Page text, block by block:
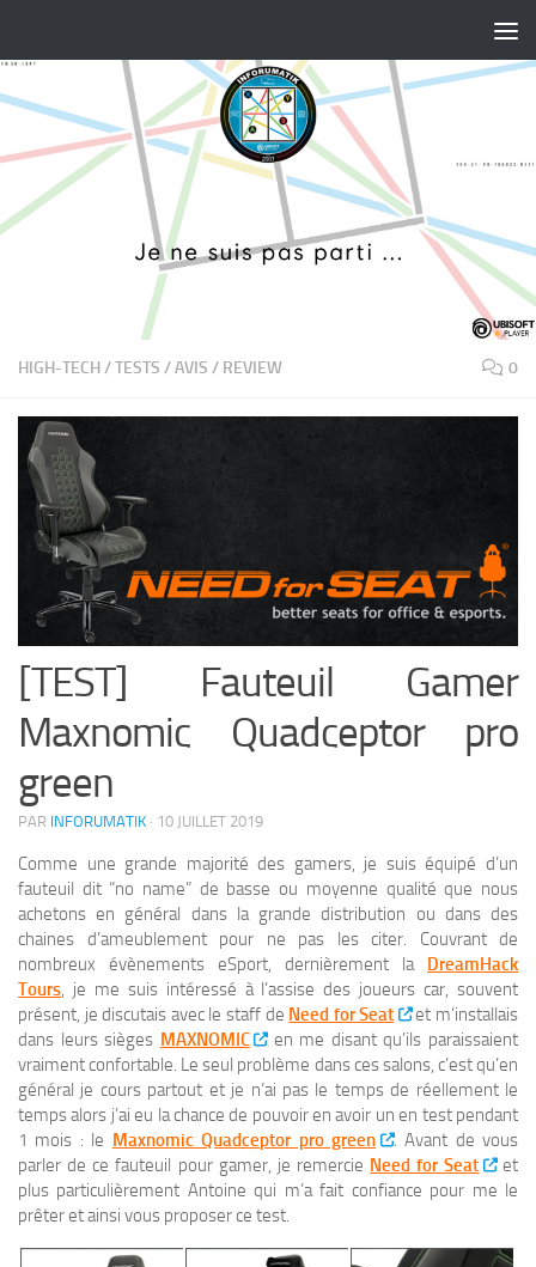
HIGH-TECH/TESTS / AVIS / REVIEW 0
[TEST] Fauteuil Gamer
Maxnomic Quadceptor pro
green
PAR INFORUMATIK · 10 JUILLET 2019
Comme une grande majorité des gamers, je suis équipé d’un
fauteuil dit “no name” de basse ou moyenne qualité que nous
achetons en général dans la grande distribution ou dans des
chaines d’ameublement pour ne pas les citer. Couvrant de
nombreux évènements eSport, dernièrement la DreamHack
Tours, je me suis intéressé à l’assise des joueurs car, souvent
présent, je discutais avec le staff de Need for Seat
et m’installais
dans leurs sièges MAXNOMIC
en me disant qu’ils paraissaient
vraiment confortable. Le seul problème dans ces salons, c’est qu’en
général je cours partout et je n’ai pas le temps de réellement le
temps alors j’ai eu la chance de pouvoir en avoir un en test pendant
1 mois : le Maxnomic Quadceptor pro green
. Avant de vous
parler de ce fauteuil pour gamer, je remercie Need for Seat
et
plus particulièrement Antoine qui m’a fait confiance pour me le
prêter et ainsi vous proposer ce test.